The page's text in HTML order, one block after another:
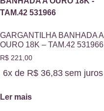
GARGANTILHA BANHADA A
OURO 18K – TAM.42 531966
R$ 221,00
6x de R$36,83 sem juros
Ler mais